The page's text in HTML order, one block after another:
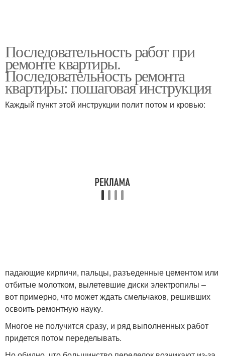
Последовательность работ при
ремонте квартиры.
Последовательность ремонта
квартиры: пошаговая инструкция
Каждый пункт этой инструкции полит потом и кровью:
падающие кирпичи, пальцы, разъеденные цементом или
отбитые молотком, вылетевшие диски электропилы –
вот примерно, что может ждать смельчаков, решивших
освоить ремонтную науку.
Многое не получится сразу, и ряд выполненных работ
придется потом переделывать.